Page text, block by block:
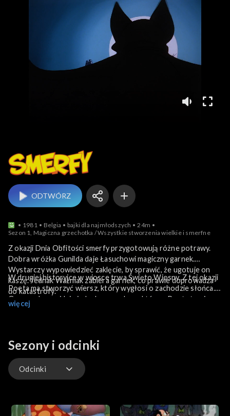
Smerfy
ODTWÓRZ
1981 Belgia bajki dla najmłodszych
24m
Sezon 1, Magiczna grzechotka / Wszystkie stworzenia wielkie i smerfne
Z okazji Dnia Obfitości smerfy przygotowują różne potrawy.
Dobra wróżka Gunilda daje Łasuchowi magiczny garnek.
Wystarczy wypowiedzieć zaklęcie, by sprawić, że ugotuje on
kaszę. Jednak Ważniak zabiera garnek, co prawie doprowadza
do katastrofy.
W drugiej historyjce w wiosce trwa Święto Wiosny. Z tej okazji
Poeta ma stworzyć wiersz, który wygłosi o zachodzie słońca.
Gargamel wynajduje jednak proszek, po którym Poeta traci
głos. Na szczęście Papa Smerf ściąga niemego elfa, Lakonię.
więcej
Sezony i odcinki
Odcinki